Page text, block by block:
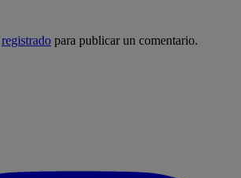
registrado para publicar un comentario.